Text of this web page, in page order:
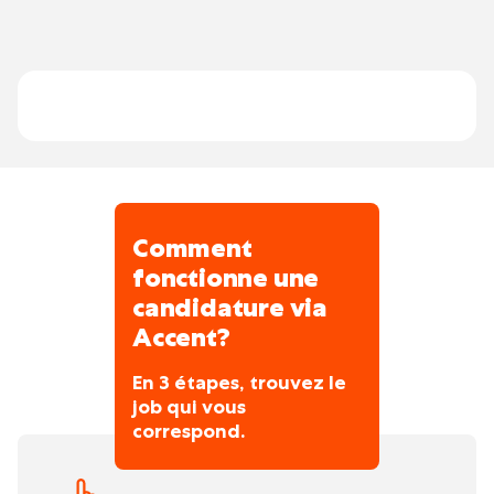
Comment
fonctionne une
candidature via
Accent?
En 3 étapes, trouvez le
job qui vous
correspond.